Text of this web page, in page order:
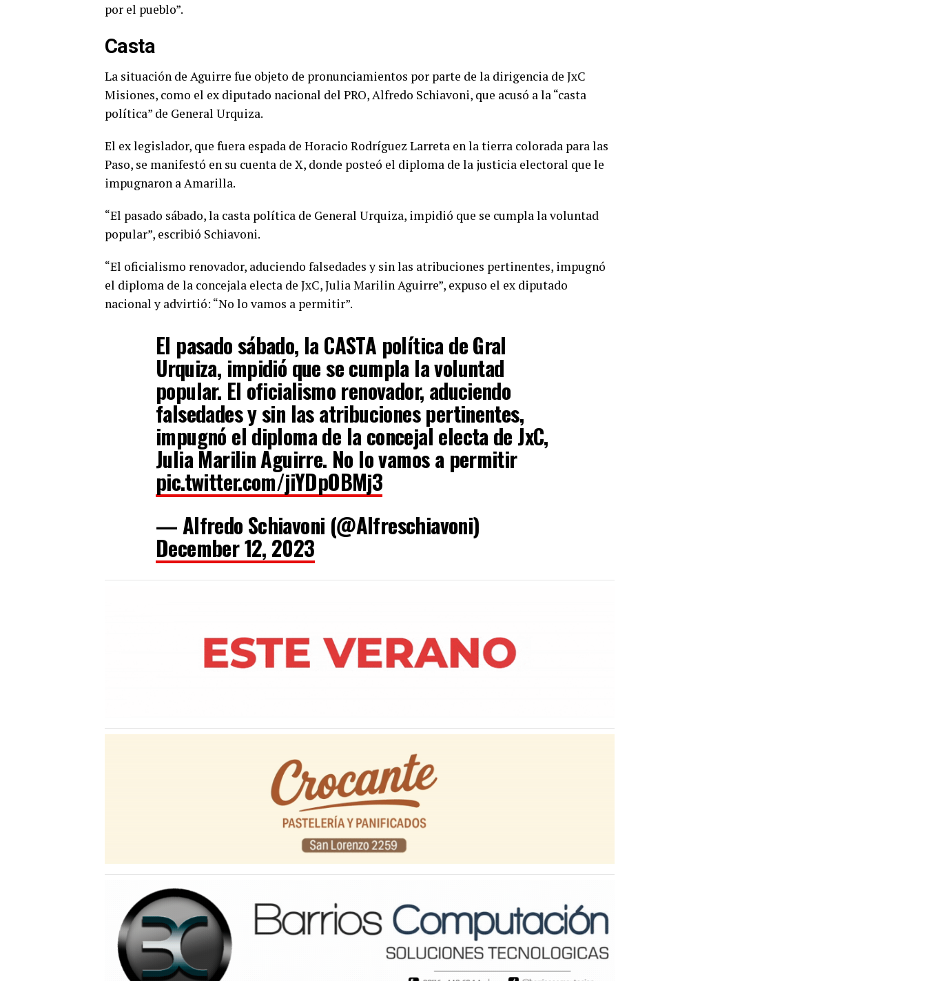
por el pueblo”.
Casta
La situación de Aguirre fue objeto de pronunciamientos por parte de la dirigencia de JxC
Misiones, como el ex diputado nacional del PRO, Alfredo Schiavoni, que acusó a la “casta
política” de General Urquiza.
El ex legislador, que fuera espada de Horacio Rodríguez Larreta en la tierra colorada para las
Paso, se manifestó en su cuenta de X, donde posteó el diploma de la justicia electoral que le
impugnaron a Amarilla.
“El pasado sábado, la casta política de General Urquiza, impidió que se cumpla la voluntad
popular”, escribió Schiavoni.
“El oficialismo renovador, aduciendo falsedades y sin las atribuciones pertinentes, impugnó
el diploma de la concejala electa de JxC, Julia Marilin Aguirre”, expuso el ex diputado
nacional y advirtió: “No lo vamos a permitir”.
El pasado sábado, la CASTA política de Gral
Urquiza, impidió que se cumpla la voluntad
popular. El oficialismo renovador, aduciendo
falsedades y sin las atribuciones pertinentes,
impugnó el diploma de la concejal electa de JxC,
Julia Marilin Aguirre. No lo vamos a permitir
pic.twitter.com/jiYDpOBMj3
— Alfredo Schiavoni (@Alfreschiavoni)
December 12, 2023